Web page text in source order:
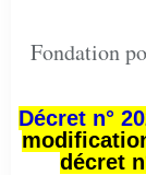
Fondation
Décret n°
décret